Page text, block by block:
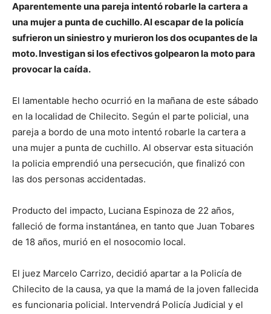
Aparentemente una pareja intentó robarle la cartera a
una mujer a punta de cuchillo. Al escapar de la policía
sufrieron un siniestro y murieron los dos ocupantes de la
moto. Investigan si los efectivos golpearon la moto para
provocar la caída.
El lamentable hecho ocurrió en la mañana de este sábado
en la localidad de Chilecito. Según el parte policial, una
pareja a bordo de una moto intentó robarle la cartera a
una mujer a punta de cuchillo. Al observar esta situación
la policia emprendió una persecución, que finalizó con
las dos personas accidentadas.
Producto del impacto, Luciana Espinoza de 22 años,
falleció de forma instantánea, en tanto que Juan Tobares
de 18 años, murió en el nosocomio local.
El juez Marcelo Carrizo, decidió apartar a la Policía de
Chilecito de la causa, ya que la mamá de la joven fallecida
es funcionaria policial. Intervendrá Policía Judicial y el